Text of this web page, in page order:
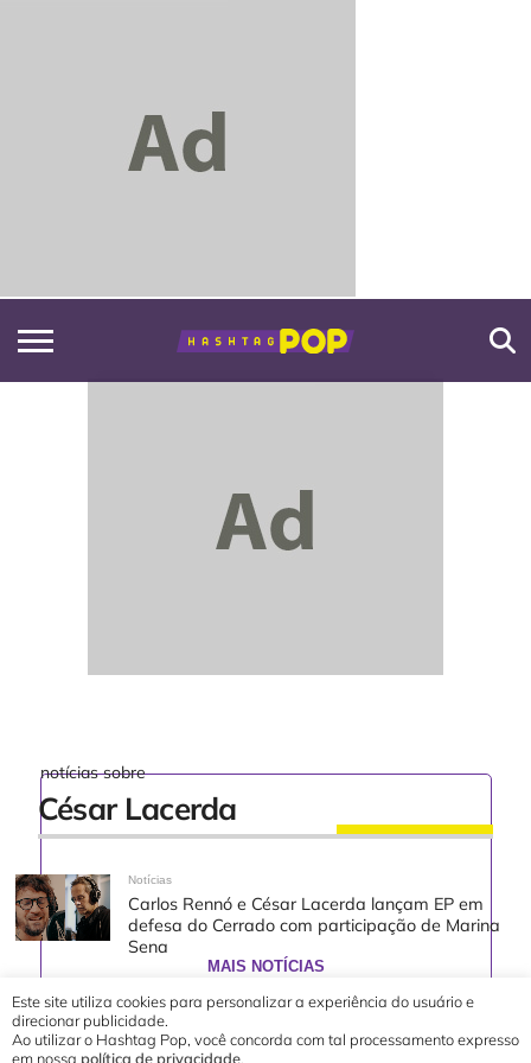
notícias sobre
César Lacerda
Notícias
Carlos Rennó e César Lacerda lançam EP em
defesa do Cerrado com participação de Marina
Sena
MAIS NOTÍCIAS
Este site utiliza cookies para personalizar a experiência do usuário e
direcionar publicidade.
Ao utilizar o Hashtag Pop, você concorda com tal processamento expresso
em nossa política de privacidade